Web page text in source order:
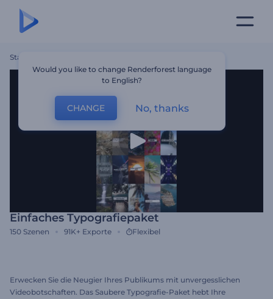
Startseite
Einfaches Typografiepaket
150 Szenen 91K+ Exporte Flexibel
Erwecken Sie die Neugier Ihres Publikums mit unvergesslichen
Videobotschaften. Das Saubere Typografie-Paket hebt Ihre
Would you like to change Renderforest language
to English?
CHANGE No, thanks